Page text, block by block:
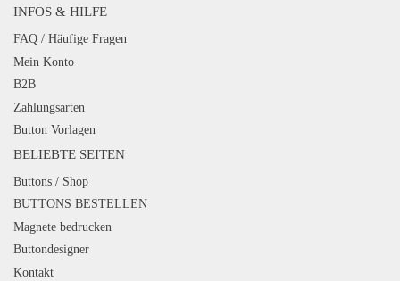
INFOS & HILFE
FAQ / Häufige Fragen
Mein Konto
B2B
Zahlungsarten
Button Vorlagen
BELIEBTE SEITEN
Buttons / Shop
BUTTONS BESTELLEN
Magnete bedrucken
Buttondesigner
Kontakt